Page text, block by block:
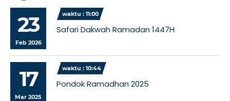
23
Feb 2026
waktu : 11:00
Safari Dakwah Ramadan 1447H
17
Mar 2025
waktu : 10:44
Pondok Ramadhan 2025